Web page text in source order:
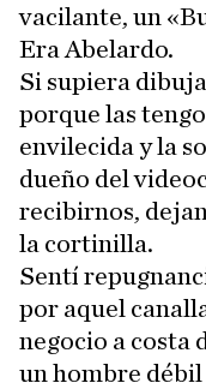
vacilante, un
Era Abelardo.
Si supiera
porque las
envilecida y la
dueño del
recibirnos,
la cortinilla.
Sentí
por aquel
negocio a costa
un hombre